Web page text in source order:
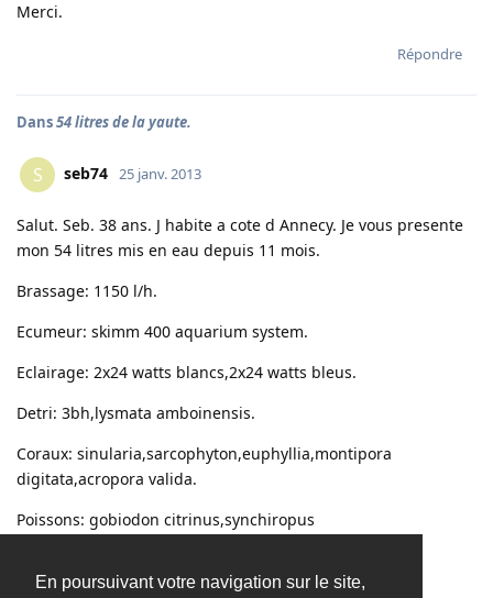
En poursuivant votre navigation sur le site,
Merci.
Répondre
Dans54 litres de la yaute.
S seb74 25 janv. 2013
Salut. Seb. 38 ans. J habite a cote d Annecy. Je vous presente
mon 54 litres mis en eau depuis 11 mois.
Brassage: 1150 l/h.
Ecumeur: skimm 400 aquarium system.
Eclairage: 2x24 watts blancs,2x24 watts bleus.
Detri: 3bh,lysmata amboinensis.
Coraux: sinularia,sarcophyton,euphyllia,montipora
digitata,acropora valida.
Poissons: gobiodon citrinus,synchiropus
Voila !!!